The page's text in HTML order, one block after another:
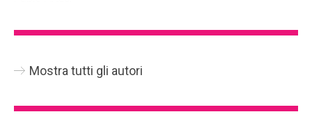
Mostra tutti gli autori